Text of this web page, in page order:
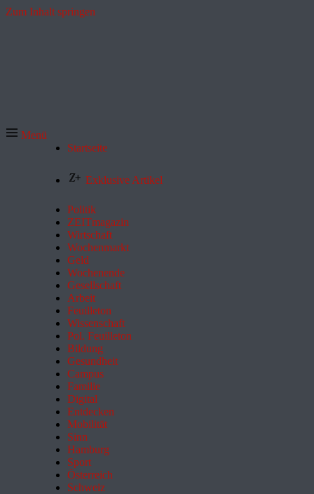
Zum Inhalt springen
Menü
Startseite
Exklusive Artikel
Politik
ZEITmagazin
Wirtschaft
Wochenmarkt
Geld
Wochenende
Gesellschaft
Arbeit
Feuilleton
Wissenschaft
Pol. Feuilleton
Bildung
Gesundheit
Campus
Familie
Digital
Entdecken
Mobilität
Sinn
Hamburg
Sport
Österreich
Schweiz